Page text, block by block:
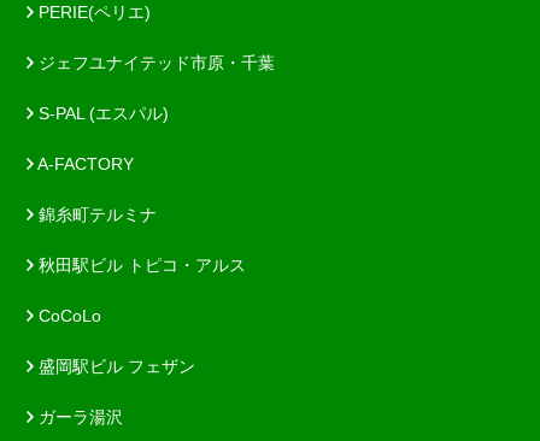
PERIE(ペリエ)
ジェフユナイテッド市原・千葉
S-PAL (エスパル)
A-FACTORY
錦糸町テルミナ
秋田駅ビル トピコ・アルス
CoCoLo
盛岡駅ビル フェザン
ガーラ湯沢